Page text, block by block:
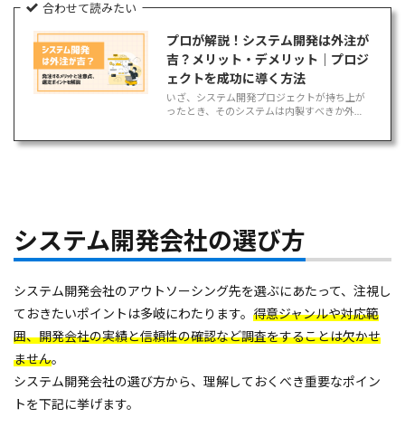
合わせて読みたい
プロが解説！システム開発は外注が
吉？メリット・デメリット｜プロジ
ェクトを成功に導く方法
いざ、システム開発プロジェクトが持ち上が
ったとき、そのシステムは内製すべきか外注
スとそうでないケースがあります。 この記事
システム開発会社の選び方
システム開発会社のアウトソーシング先を選ぶにあたって、注視し
ておきたいポイントは多岐にわたります。 得意ジャンルや対応範
囲、開発会社の実績と信頼性の確認など調査をすることは欠かせ
ません。
システム開発会社の選び方から、理解しておくべき重要なポイン
トを下記に挙げます。